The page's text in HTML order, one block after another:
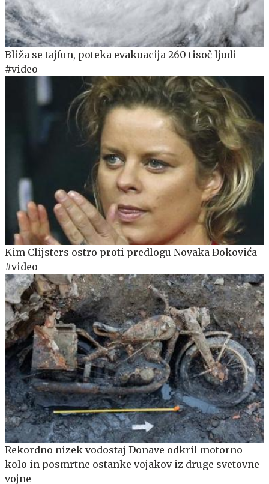
Bliža se tajfun, poteka evakuacija 260 tisoč ljudi
#video
Kim Clijsters ostro proti predlogu Novaka Đokovića
#video
Rekordno nizek vodostaj Donave odkril motorno
kolo in posmrtne ostanke vojakov iz druge svetovne
vojne